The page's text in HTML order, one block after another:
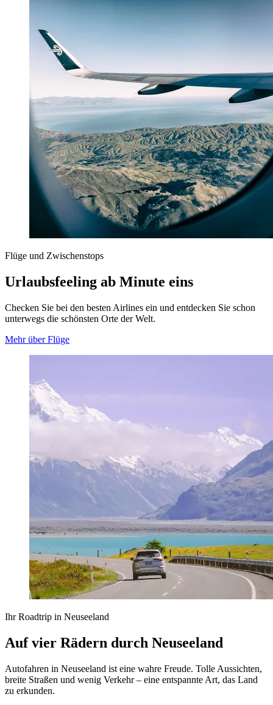
Flüge und Zwischenstops
Urlaubsfeeling ab Minute eins
Checken Sie bei den besten Airlines ein und entdecken Sie schon
unterwegs die schönsten Orte der Welt.
Mehr über Flüge
Ihr Roadtrip in Neuseeland
Auf vier Rädern durch Neuseeland
Autofahren in Neuseeland ist eine wahre Freude. Tolle Aussichten,
breite Straßen und wenig Verkehr – eine entspannte Art, das Land
zu erkunden.